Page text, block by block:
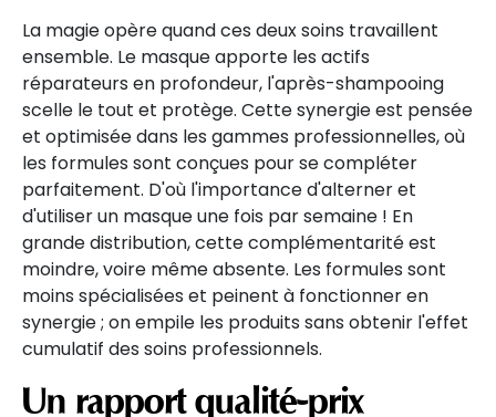
La magie opère quand ces deux soins travaillent
ensemble. Le masque apporte les actifs
réparateurs en profondeur, l'après-shampooing
scelle le tout et protège. Cette synergie est pensée
et optimisée dans les gammes professionnelles, où
les formules sont conçues pour se compléter
parfaitement. D'où l'importance d'alterner et
d'utiliser un masque une fois par semaine ! En
grande distribution, cette complémentarité est
moindre, voire même absente. Les formules sont
moins spécialisées et peinent à fonctionner en
synergie ; on empile les produits sans obtenir l'effet
cumulatif des soins professionnels.
Un rapport qualité-prix